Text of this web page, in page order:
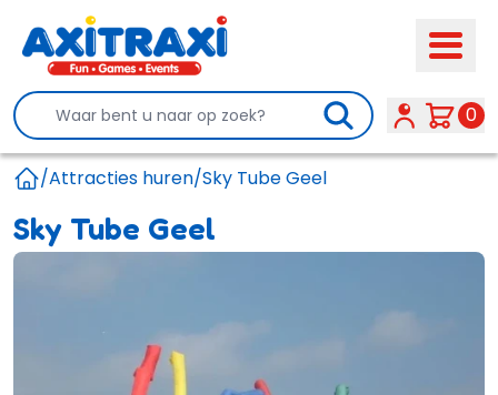
Search 0
/Attracties huren/Sky Tube Geel
Sky Tube Geel